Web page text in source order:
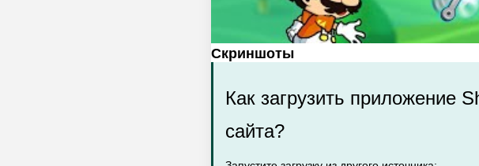
Скриншоты
Как загрузить приложение
сайта?